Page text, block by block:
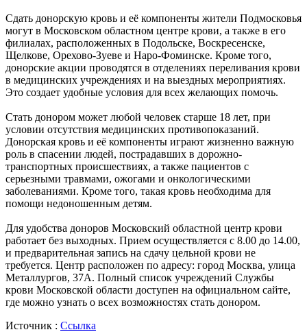
Сдать донорскую кровь и её компоненты жители Подмосковья
могут в Московском областном центре крови, а также в его
филиалах, расположенных в Подольске, Воскресенске,
Щелкове, Орехово-Зуеве и Наро-Фоминске. Кроме того,
донорские акции проводятся в отделениях переливания крови
в медицинских учреждениях и на выездных мероприятиях.
Это создает удобные условия для всех желающих помочь.
Стать донором может любой человек старше 18 лет, при
условии отсутствия медицинских противопоказаний.
Донорская кровь и её компоненты играют жизненно важную
роль в спасении людей, пострадавших в дорожно-
транспортных происшествиях, а также пациентов с
серьезными травмами, ожогами и онкологическими
заболеваниями. Кроме того, такая кровь необходима для
помощи недоношенным детям.
Для удобства доноров Московский областной центр крови
работает без выходных. Прием осуществляется с 8.00 до 14.00,
и предварительная запись на сдачу цельной крови не
требуется. Центр расположен по адресу: город Москва, улица
Металлургов, 37А. Полный список учреждений Службы
крови Московской области доступен на официальном сайте,
где можно узнать о всех возможностях стать донором.
Источник : Ссылка